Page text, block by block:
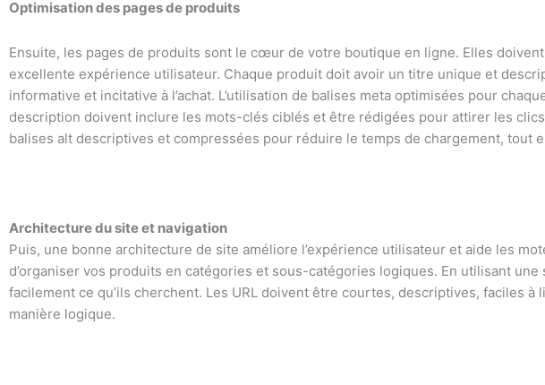
Optimisation des pages de produits
Ensuite, les pages de produits sont le cœur de votre boutique en ligne. Elles
excellente expérience utilisateur. Chaque produit doit avoir un titre unique et
informative et incitative à l’achat. L’utilisation de balises meta optimisées pour
description doivent inclure les mots-clés ciblés et être rédigées pour attirer les
balises alt descriptives et compressées pour réduire le temps de chargement, tout
Architecture du site et navigation
Puis, une bonne architecture de site améliore l’expérience utilisateur et aide les
d’organiser vos produits en catégories et sous-catégories logiques. En utilisant
facilement ce qu’ils cherchent. Les URL doivent être courtes, descriptives, faciles
manière logique.